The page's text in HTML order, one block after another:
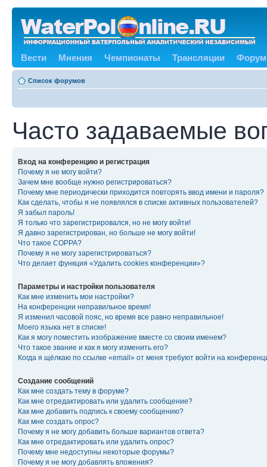
Вести Мнения Чемпионаты Трансляции Форум
Список форумов
Часто задаваемые
Вход на конференцию и регистрация
Почему я не могу войти?
Зачем мне вообще нужно регистрироваться?
Почему мне периодически приходится повторять ввод имени и пароля?
Как сделать, чтобы я не появлялся в списке активных пользователей?
Я забыл пароль!
Я только что зарегистрировался, но не могу войти!
Я давно зарегистрирован, но больше не могу войти!
Что такое COPPA?
Почему я не могу зарегистрироваться?
Что делает функция «Удалить cookies конференции»?
Параметры и настройки пользователя
Как мне изменить мои настройки?
На конференции неправильное время!
Я изменил часовой пояс, но время все равно неправильное!
Моего языка нет в списке!
Как я могу поместить изображение вместе со своим именем?
Что такое звание и как я могу изменить его?
Когда я щёлкаю по ссылке «email» от меня требуют войти на
Создание сообщений
Как мне создать тему в форуме?
Как мне отредактировать или удалить сообщение?
Как мне добавить подпись к своему сообщению?
Как мне создать опрос?
Почему я не могу добавить больше вариантов ответа?
Как мне отредактировать или удалить опрос?
Почему мне недоступны некоторые форумы?
Почему я не могу добавлять вложения?